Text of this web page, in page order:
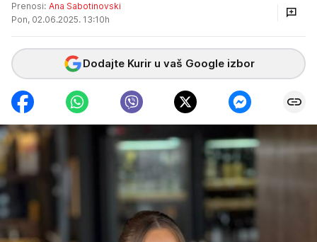
Prenosi: Ana Sabotinovski
Pon, 02.06.2025. 13:10h
Dodajte Kurir u vaš Google izbor